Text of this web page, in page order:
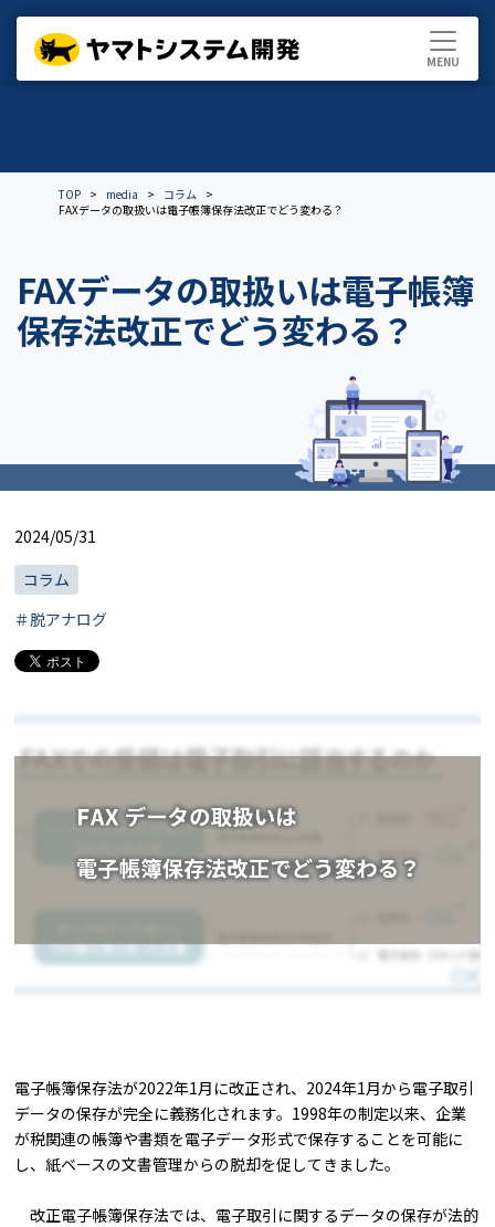
TOP media
コラム
FAXデータの取扱いは電子帳簿保存法改正でどう変わる？
FAXデータの取扱いは電子帳簿
保存法改正でどう変わる？
2024/05/31
コラム
＃脱アナログ
電子帳簿保存法が2022年1月に改正され、2024年1月から電子取引
データの保存が完全に義務化されます。1998年の制定以来、企業
が税関連の帳簿や書類を電子データ形式で保存することを可能に
し、紙ベースの文書管理からの脱却を促してきました。
改正電子帳簿保存法では、電子取引に関するデータの保存が法的